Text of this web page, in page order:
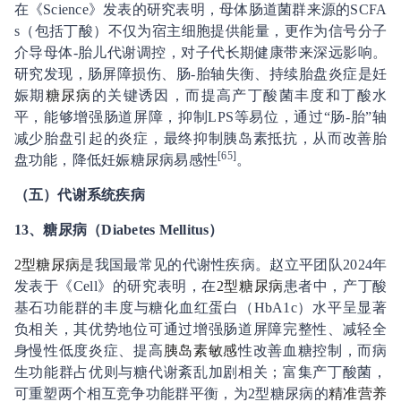
在《Science》发表的研究表明，母体肠道菌群来源的SCFA
s（包括丁酸）不仅为宿主细胞提供能量，更作为信号分子
介导母体-胎儿代谢调控，对子代长期健康带来深远影响。
研究发现，肠屏障损伤、肠-胎轴失衡、持续胎盘炎症是妊
娠期 糖尿病 的关键诱因，而提高产丁酸菌丰度和丁酸水
平，能够增强肠道屏障，抑制LPS等易位，通过“肠-胎”轴
减少胎盘引起的炎症，最终抑制胰岛素抵抗，从而改善胎
盘功能，降低妊娠糖尿病易感性[65] 。
（五）代谢系统疾病
13、糖尿病（Diabetes Mellitus）
2型糖尿病是我国最常见的代谢性疾病。赵立平团队2024年
发表于《Cell》的研究表明，在2型糖尿病患者中，产丁酸
基石功能群的丰度与糖化血红蛋白（HbA1c）水平呈显著
负相关，其优势地位可通过增强肠道屏障完整性、减轻全
身慢性低度炎症、提高胰岛素敏感性改善血糖控制，而病
生功能群占优则与糖代谢紊乱加剧相关；富集产丁酸菌，
可重塑两个相互竞争功能群平衡，为2型糖尿病的精准营养